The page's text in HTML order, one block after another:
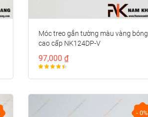
Móc treo gắn tường màu vàng bóng
cao cấp NK124DP-V
97,000 ₫
- 0%